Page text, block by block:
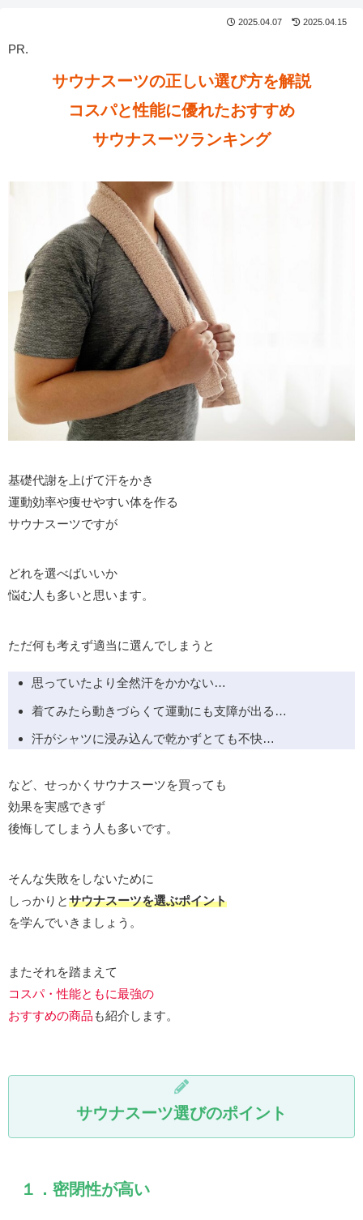
2025.04.07 2025.04.15
PR.
サウナスーツの正しい選び方を解説
コスパと性能に優れたおすすめ
サウナスーツランキング
基礎代謝を上げて汗をかき
運動効率や痩せやすい体を作る
サウナスーツですが
どれを選べばいいか
悩む人も多いと思います。
ただ何も考えず適当に選んでしまうと
思っていたより全然汗をかかない…
着てみたら動きづらくて運動にも支障が出る…
汗がシャツに浸み込んで乾かずとても不快…
など、せっかくサウナスーツを買っても
効果を実感できず
後悔してしまう人も多いです。
そんな失敗をしないために
しっかりとサウナスーツを選ぶポイント
を学んでいきましょう。
またそれを踏まえて
コスパ・性能ともに最強の
おすすめの商品 も紹介します。
サウナスーツ選びのポイント
１．密閉性が高い